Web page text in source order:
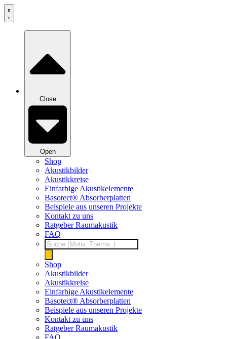
Zum
Inhalt
Close
Open
Shop
Akustikbilder
Akustikkreise
Einfarbige Akustikelemente
Basotect® Absorberplatten
Beispiele aus unseren Projekte
Kontakt zu uns
Ratgeber Raumakustik
FAQ
Products
search
Shop
Akustikbilder
Akustikkreise
Einfarbige Akustikelemente
Basotect® Absorberplatten
Beispiele aus unseren Projekte
Kontakt zu uns
Ratgeber Raumakustik